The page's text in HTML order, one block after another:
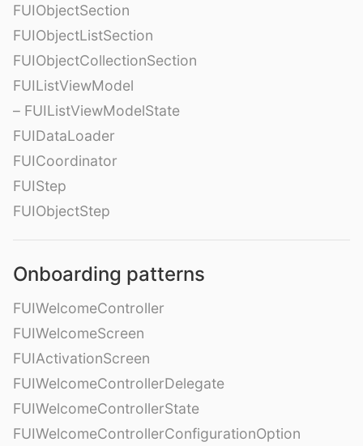
FUIObjectSection
FUIObjectListSection
FUIObjectCollectionSection
FUIListViewModel
– FUIListViewModelState
FUIDataLoader
FUICoordinator
FUIStep
FUIObjectStep
Onboarding patterns
FUIWelcomeController
FUIWelcomeScreen
FUIActivationScreen
FUIWelcomeControllerDelegate
FUIWelcomeControllerState
FUIWelcomeControllerConfigurationOption